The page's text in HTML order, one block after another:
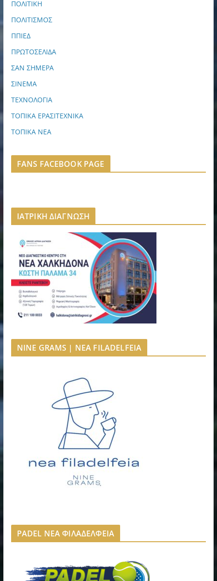
ΠΟΛΙΤΙΚΗ
ΠΟΛΙΤΙΣΜΟΣ
ΠΠΙΕΔ
ΠΡΩΤΟΣΕΛΙΔΑ
ΣΑΝ ΣΗΜΕΡΑ
ΣΙΝΕΜΑ
ΤΕΧΝΟΛΟΓΙΑ
ΤΟΠΙΚΑ ΕΡΑΣΙΤΕΧΝΙΚΑ
ΤΟΠΙΚΑ ΝΕΑ
FANS FACEBOOK PAGE
ΙΑΤΡΙΚΗ ΔΙΑΓΝΩΣΗ
NINE GRAMS | NEA FILADELFEIA
PADEL ΝΕΑ ΦΙΛΑΔΕΛΦΕΙΑ